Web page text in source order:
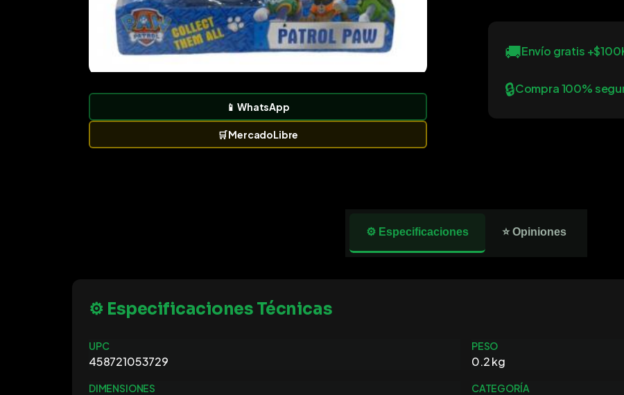
📱WhatsApp
🛒MercadoLibre
🚚Envío gratis
🔒Compra 100%
⚙️ Especificaciones ⭐ Opiniones
⚙️ Especificaciones Técnicas
UPC
458721053729
PESO
0.2 kg
DIMENSIONES CATEGORÍA